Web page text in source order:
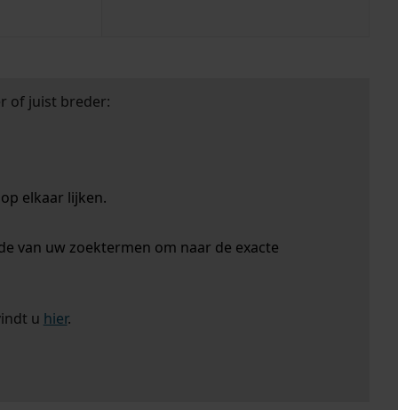
of juist breder:
elkaar lijken.
van uw zoektermen om naar de exacte
u hier.